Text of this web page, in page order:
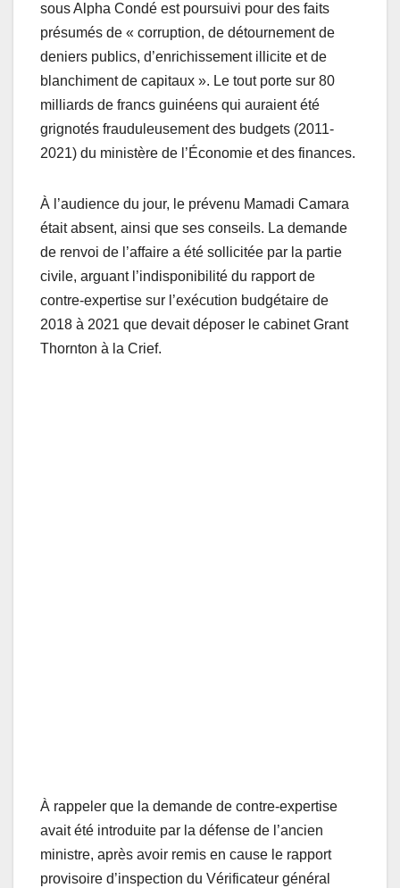
sous Alpha Condé est poursuivi pour des faits
présumés de « corruption, de détournement de
deniers publics, d’enrichissement illicite et de
blanchiment de capitaux ». Le tout porte sur 80
milliards de francs guinéens qui auraient été
grignotés frauduleusement des budgets (2011-
2021) du ministère de l’Économie et des finances.
À l’audience du jour, le prévenu Mamadi Camara
était absent, ainsi que ses conseils. La demande
de renvoi de l’affaire a été sollicitée par la partie
civile, arguant l’indisponibilité du rapport de
contre-expertise sur l’exécution budgétaire de
2018 à 2021 que devait déposer le cabinet Grant
Thornton à la Crief.
À rappeler que la demande de contre-expertise
avait été introduite par la défense de l’ancien
ministre, après avoir remis en cause le rapport
provisoire d’inspection du Vérificateur général